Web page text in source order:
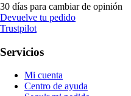
30 días para cambiar de opinión
Devuelve tu pedido
Trustpilot
Servicios
Mi cuenta
Centro de ayuda